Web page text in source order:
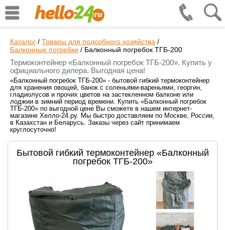
Каталог / Товары для подсобного хозяйства /
Балконные погребки / Балконный погребок ТГБ-200
Термоконтейнер «Балконный погребок ТГБ-200». Купить у
официального дилера. Выгодная цена!
«Балконный погребок ТГБ-200» - бытовой гибкий термоконтейнер
для хранения овощей, банок с соленьями-вареньями, георгин,
гладиолусов и прочих цветов на застекленном балконе или
лоджии в зимний период времени. Купить «Балконный погребок
ТГБ-200» по выгодной цене Вы сможете в нашем интернет-
магазине Хелло-24.ру. Мы быстро доставляем по Москве, России,
в Казахстан и Беларусь. Заказы через сайт принимаем
круглосуточно!
Бытовой гибкий термоконтейнер «Балконный
погребок ТГБ-200»